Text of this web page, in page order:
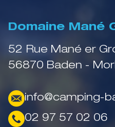
Domaine Mané
52 Rue Mané er
56870 Baden -
info@camping-
02 97 57 02 06